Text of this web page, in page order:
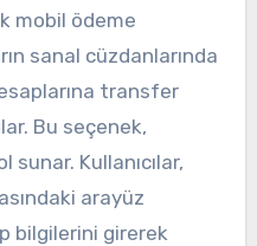
sanal cüzdanlarında
transfer
Bu seçenek,
Kullanıcılar,
arayüz
bilgilerini girerek